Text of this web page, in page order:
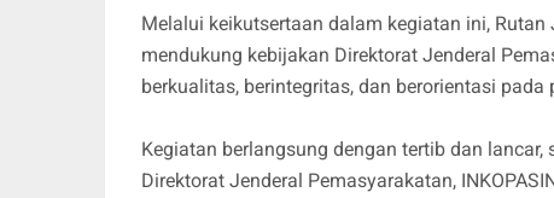
Melalui keikutsertaan dalam kegiatan ini,
mendukung kebijakan Direktorat Jenderal
berkualitas, berintegritas, dan berorientasi
Kegiatan berlangsung dengan tertib dan
Direktorat Jenderal Pemasyarakatan,